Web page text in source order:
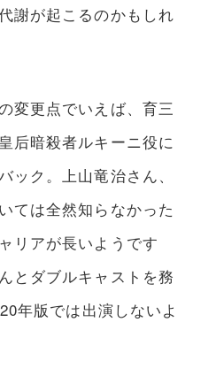
謝が起こるのかもしれ
変更点でいえば、育三
后暗殺者ルキーニ役に
ック。上山竜治さん、
ては全然知らなかった
リアが長いようです
とダブルキャストを務
年版では出演しないよ